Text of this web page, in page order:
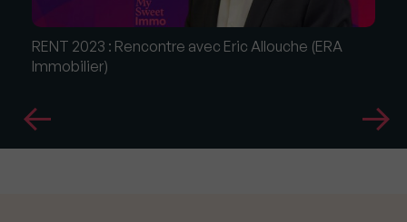
RENT 2023 : Rencontre avec Eric Allouche (ERA
Immobilier)